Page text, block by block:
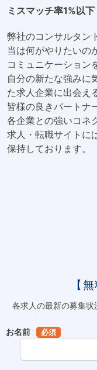
ミスマッチ率1%以下
弊社のコンサルタン
当は何がやりたいの
コミュニケーション
自分の新たな強みに
た求人企業に出会え
皆様の良きパートナ
各企業との強いコネ
求人・転職サイトに
保持しております。
【
各求人の最新の募集状
お名前 必須